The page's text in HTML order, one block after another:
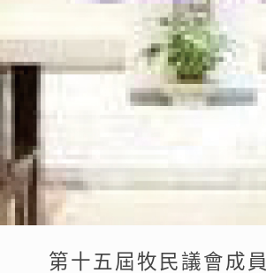
第十五屆牧民議會成員